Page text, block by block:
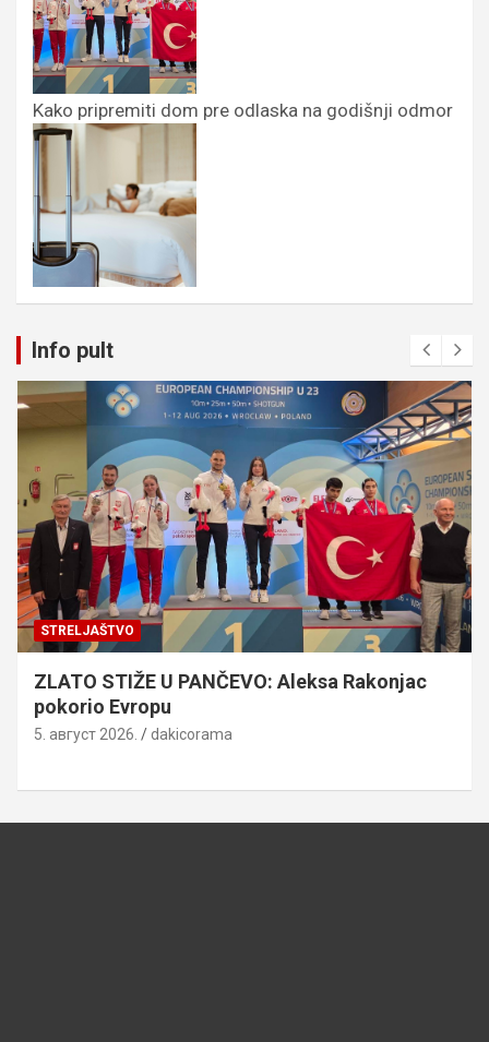
Kako pripremiti dom pre odlaska na godišnji odmor
Info pult
STRELJAŠTVO
ZLATO STIŽE U PANČEVO: Aleksa Rakonjac
pokorio Evropu
5. август 2026. dakicorama